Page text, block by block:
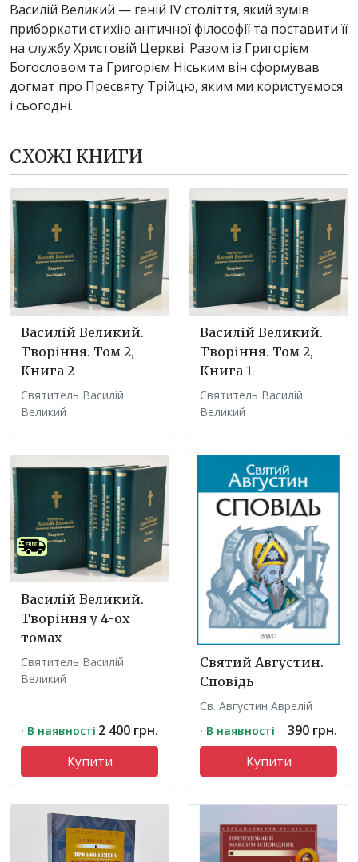
Василій Великий — геній IV століття, який зумів
приборкати стихію античної філософії та поставити її
на службу Христовій Церкві. Разом із Григорієм
Богословом та Григорієм Ніським він сформував
догмат про Пресвяту Трійцю, яким ми користуємося
і сьогодні.
СХОЖІ КНИГИ
Василій Великий.
Творіння. Том 2,
Книга 2
Святитель Василій
Великий
Василій Великий.
Творіння. Том 2,
Книга 1
Святитель Василій
Великий
Василій Великий.
Творіння у 4-ох
томах
Святитель Василій
Великий
· В наявності 2 400 грн.
Купити
Святий Августин.
Сповідь
Св. Августин Аврелій
· В наявності
390 грн.
Купити